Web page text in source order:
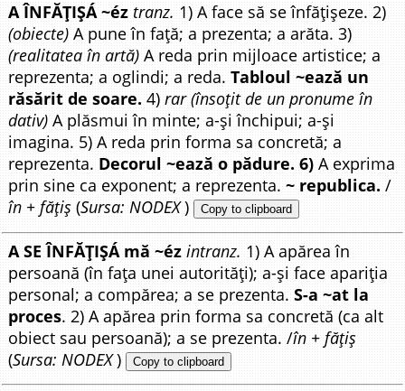
A ÎNFĂȚIȘÁ ~éz tranz. 1) A face să se înfățișeze. 2)
(obiecte) A pune în față; a prezenta; a arăta. 3)
(realitatea în artă) A reda prin mijloace artistice; a
reprezenta; a oglindi; a reda.Tabloul ~ează un
răsărit de soare. 4)rar (însoțit de un pronume în
dativ) A plăsmui în minte; a-și închipui; a-și
imagina. 5) A reda prin forma sa concretă; a
reprezenta. Decorul ~ează o pădure. 6) A exprima
prin sine ca exponent; a reprezenta.~ republica. /
în + fățiș (Sursa: NODEX) Copy to clipboard
A SE ÎNFĂȚIȘÁ mă ~éz intranz. 1) A apărea în
persoană (în fața unei autorități); a-și face apariția
personal; a compărea; a se prezenta.S-a ~at la
proces. 2) A apărea prin forma sa concretă (ca alt
obiect sau persoană); a se prezenta. /în + fățiș
(Sursa: NODEX) Copy to clipboard